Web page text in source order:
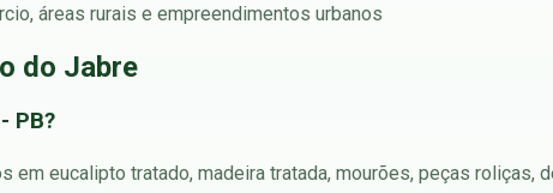
áreas rurais e empreendimentos urbanos
do Jabre
PB?
eucalipto tratado, madeira tratada, mourões, peças roliças,